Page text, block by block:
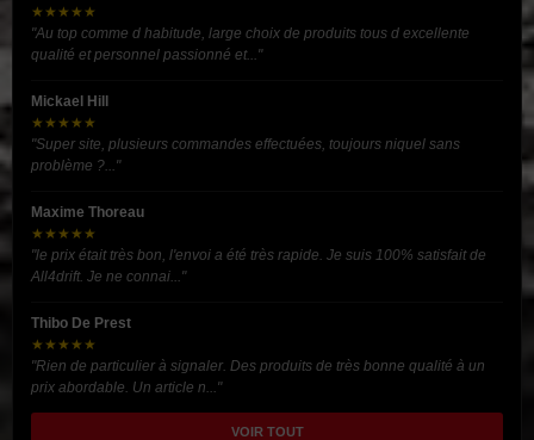
★★★★★
"Au top comme d habitude, large choix de produits tous d excellente
qualité et personnel passionné et..."
Mickael Hill
★★★★★
"Super site, plusieurs commandes effectuées, toujours niquel sans
problème ?..."
Maxime Thoreau
★★★★★
"le prix était très bon, l'envoi a été très rapide. Je suis 100% satisfait de
All4drift. Je ne connai..."
Thibo De Prest
★★★★★
"Rien de particulier à signaler. Des produits de très bonne qualité à un
prix abordable. Un article n..."
VOIR TOUT